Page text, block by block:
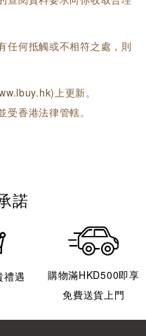
任何抵觸或不相符之處，則
)上更新。
香港法律管轄。
諾
禮遇
購物滿HKD500即享
免費送貨上門